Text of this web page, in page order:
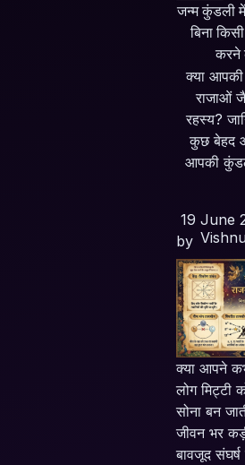
जन्म कुंडली
बिना
करने
क्या आपकी
राजाओं
रहस्य?
कुछ बेहद
आपकी
19 June
by
क्या आपने
लोग मिट्टी
सोना बन
जीवन भर
बावजूद